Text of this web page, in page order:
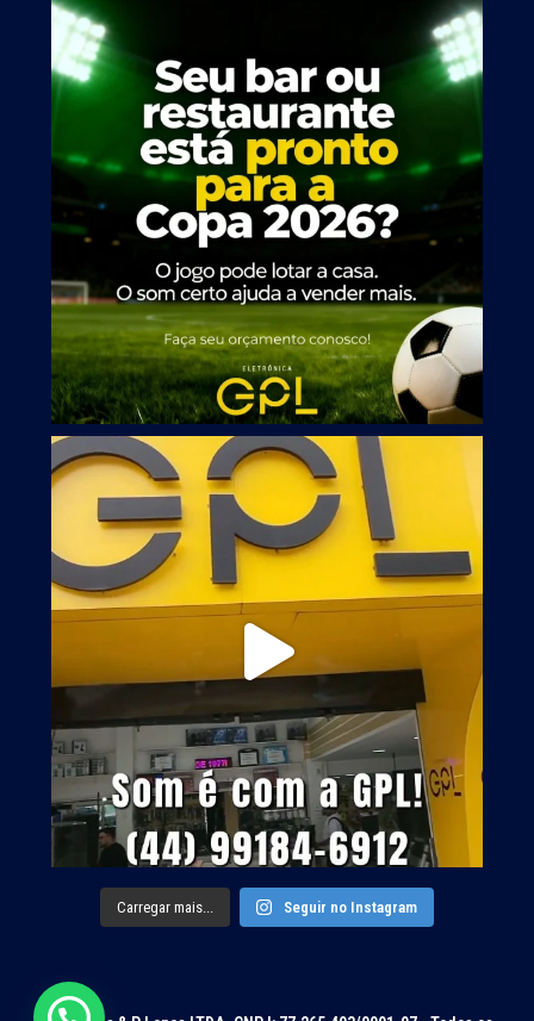
Carregar mais... Seguir no Instagram